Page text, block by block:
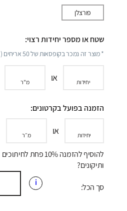
פורצלן
שטח או מספר יחידות רצוי:
* מוצר זה נמכר בקופסאות של50אריחים (
יחידות או מ"ר
הזמנה בפועל בקרטונים:
יחידות או מ״ר
להוסיף להזמנה 10% פחת לחיתוכים
ותיקונים?
סך הכל: i